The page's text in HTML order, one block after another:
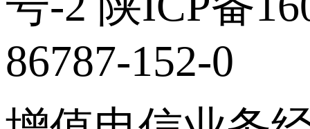
86787-152-0